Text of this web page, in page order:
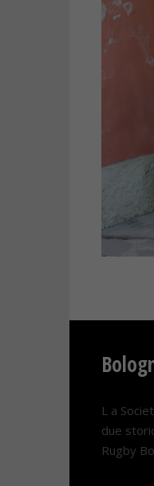
L a
due
Rugby